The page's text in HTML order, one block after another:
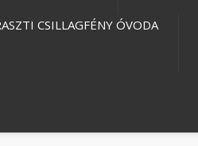
CSILLAGFÉNY ÓVODA